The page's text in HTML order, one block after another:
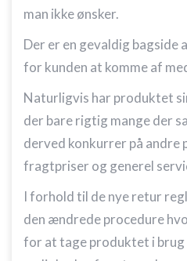
man ikke ønsker.
Der er en gevaldig
for kunden at komme af
Naturligvis har produktet
der bare rigtig mange der
derved konkurrer på andre
fragtpriser og generel
I forhold til de nye retur
den ændrede procedure
for at tage produktet i brug